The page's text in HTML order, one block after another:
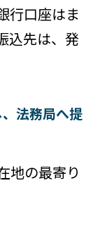
行口座はま
込先は、発
法務局へ提
地の最寄り